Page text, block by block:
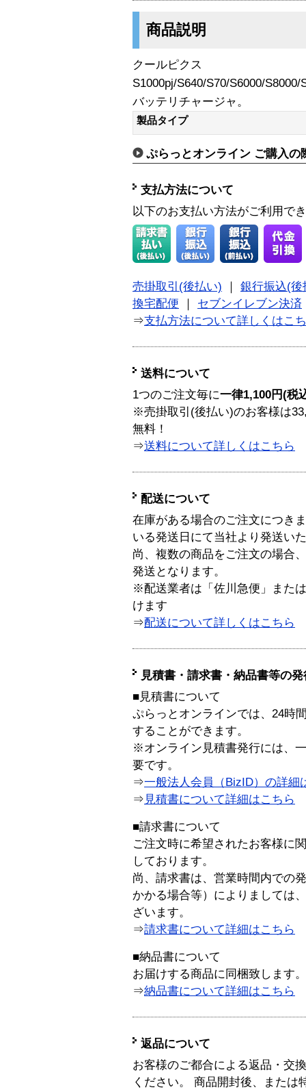
商品説明
クールピクス
S1000pj/S640/S70/S6000/
バッテリチャージャ。
製品タイプ
ぷらっとオンライン ご購入の
支払方法について
以下のお支払い方法がご利用で
売掛取引(後払い)
銀行振込(後
換宅配便
セブンイレブン決済
⇒支払方法について詳しくはこ
送料について
1つのご注文毎に一律1,100円(税
※売掛取引(後払い)のお客様は
無料！
⇒送料について詳しくはこちら
配送について
在庫がある場合のご注文につき
いる発送日にて当社より発送い
尚、複数の商品をご注文の場合
発送となります。
※配送業者は「佐川急便」また
けます
⇒配送について詳しくはこちら
見積書・請求書・納品書等の
■見積書について
ぷらっとオンラインでは、24時
することができます。
※オンライン見積書発行には、
要です。
⇒一般法人会員（BizID）の詳細
⇒ 見積書について詳細はこちら
■請求書について
ご注文時に希望されたお客様に
しております。
尚、請求書は、営業時間内での
かかる場合等）によりましては
ざいます。
⇒請求書について詳細はこちら
■納品書について
お届けする商品に同梱致します。
⇒納品書について詳細はこちら
返品について
お客様のご都合による返品・交
ください。 商品開封後、または